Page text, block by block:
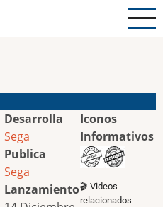
Desarrolla
Sega
Publica
Sega
Lanzamiento
Iconos
Informativos
🎬 Videos
relacionados